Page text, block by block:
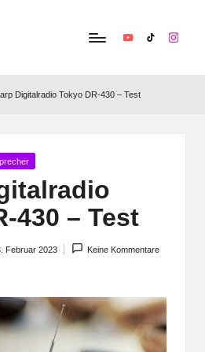
YouTubeTikTok
Digitalradio Tokyo DR-430 – Test
430 – Test
Februar 2023
Keine Kommentare